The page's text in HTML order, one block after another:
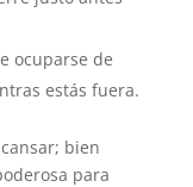
ocuparse de
estás fuera.
bien
para